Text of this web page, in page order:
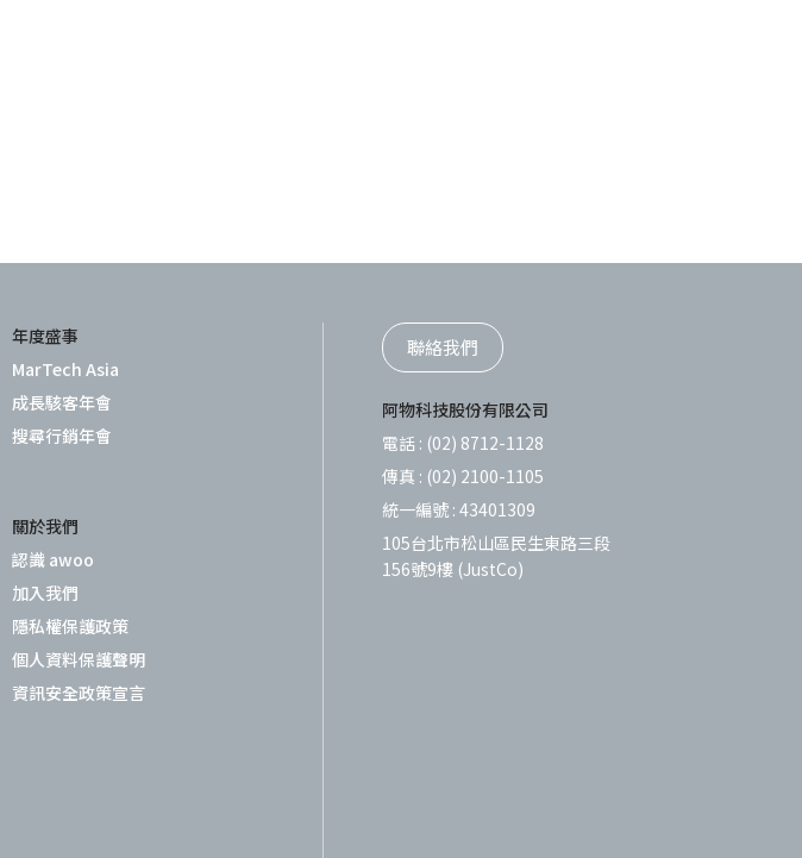
年度盛事
MarTech Asia
成長駭客年會
搜尋行銷年會
關於我們
認識 awoo
加入我們
隱私權保護政策
個人資料保護聲明
資訊安全政策宣言
聯絡我們
阿物科技股份有限公司
電話 : (02) 8712-1128
傳真 : (02) 2100-1105
統一編號 : 43401309
105台北市松山區民生東路三段
156號9樓 (JustCo)